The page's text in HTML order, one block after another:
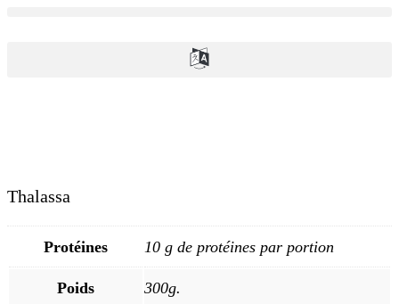
Thalassa
Protéines 10 g de protéines par portion
Poids 300g.